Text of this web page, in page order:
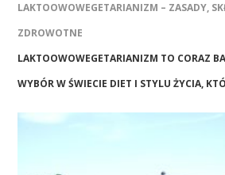
LAKTOOWOWEGETARIANIZM – ZASADY,
ZDROWOTNE
LAKTOOWOWEGETARIANIZM TO CORAZ
WYBÓR W ŚWIECIE DIET I STYLU ŻYCIA,